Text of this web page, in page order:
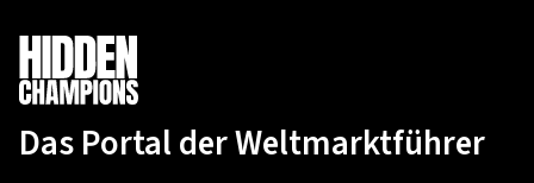
Das Portal der Weltmarktführer